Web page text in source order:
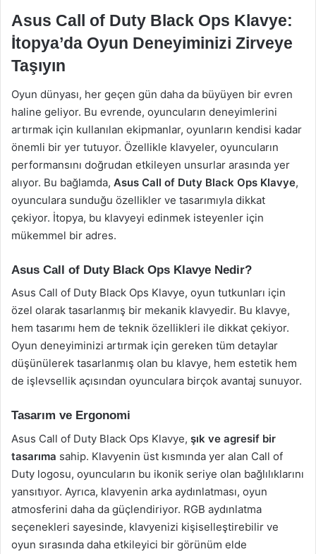
Asus Call of Duty Black Ops Klavye:
İtopya’da Oyun Deneyiminizi Zirveye
Taşıyın
Oyun dünyası, her geçen gün daha da büyüyen bir evren
haline geliyor. Bu evrende, oyuncuların deneyimlerini
artırmak için kullanılan ekipmanlar, oyunların kendisi kadar
önemli bir yer tutuyor. Özellikle klavyeler, oyuncuların
performansını doğrudan etkileyen unsurlar arasında yer
alıyor. Bu bağlamda, Asus Call of Duty Black Ops Klavye,
oyunculara sunduğu özellikler ve tasarımıyla dikkat
çekiyor. İtopya, bu klavyeyi edinmek isteyenler için
mükemmel bir adres.
Asus Call of Duty Black Ops Klavye Nedir?
Asus Call of Duty Black Ops Klavye, oyun tutkunları için
özel olarak tasarlanmış bir mekanik klavyedir. Bu klavye,
hem tasarımı hem de teknik özellikleri ile dikkat çekiyor.
Oyun deneyiminizi artırmak için gereken tüm detaylar
düşünülerek tasarlanmış olan bu klavye, hem estetik hem
de işlevsellik açısından oyunculara birçok avantaj sunuyor.
Tasarım ve Ergonomi
Asus Call of Duty Black Ops Klavye, şık ve agresif bir
tasarıma sahip. Klavyenin üst kısmında yer alan Call of
Duty logosu, oyuncuların bu ikonik seriye olan bağlılıklarını
yansıtıyor. Ayrıca, klavyenin arka aydınlatması, oyun
atmosferini daha da güçlendiriyor. RGB aydınlatma
seçenekleri sayesinde, klavyenizi kişiselleştirebilir ve
oyun sırasında daha etkileyici bir görünüm elde